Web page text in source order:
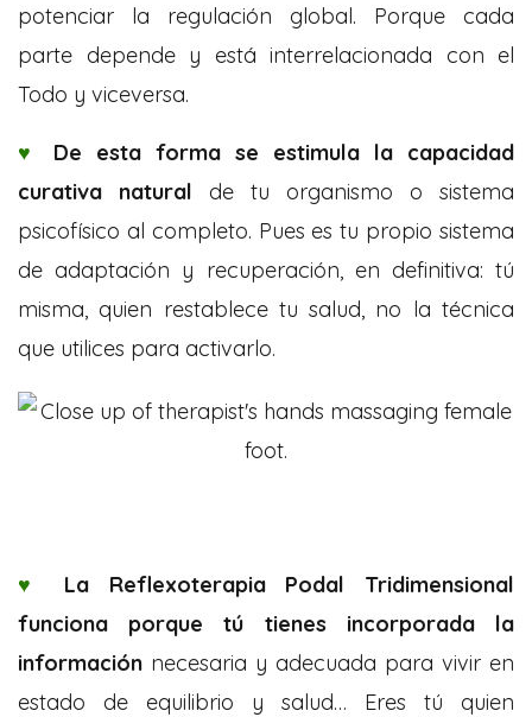
potenciar la regulación global. Porque cada
parte depende y está interrelacionada con el
Todo y viceversa.
♥
De esta forma se estimula la capacidad
curativa natural de tu organismo o sistema
psicofísico al completo. Pues es tu propio sistema
de adaptación y recuperación, en definitiva: tú
misma, quien restablece tu salud, no la técnica
que utilices para activarlo.
♥
La Reflexoterapia Podal Tridimensional
funciona porque tú tienes incorporada la
información necesaria y adecuada para vivir en
estado de equilibrio y salud… Eres tú quien